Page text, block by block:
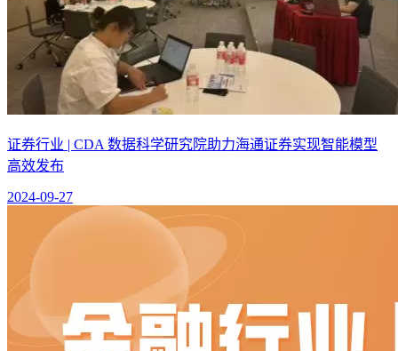
证券行业 | CDA 数据科学研究院助力海通证券实现智能模型
高效发布
2024-09-27